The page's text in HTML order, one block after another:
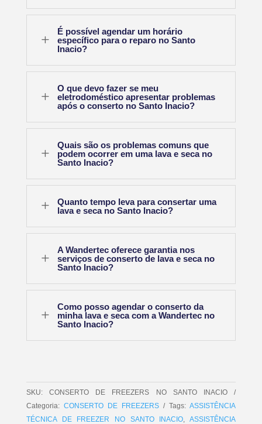
L
É possível agendar um horário
específico para o reparo no Santo
Inacio?
L
O que devo fazer se meu
eletrodoméstico apresentar problemas
após o conserto no Santo Inacio?
L
Quais são os problemas comuns que
podem ocorrer em uma lava e seca no
Santo Inacio?
L
Quanto tempo leva para consertar uma
lava e seca no Santo Inacio?
L
A Wandertec oferece garantia nos
serviços de conserto de lava e seca no
Santo Inacio?
L
Como posso agendar o conserto da
minha lava e seca com a Wandertec no
Santo Inacio?
SKU: CONSERTO DE FREEZERS NO SANTO INACIO
Categoria: CONSERTO DE FREEZERS Tags:ASSISTÊNCIA
TÉCNICA DE FREEZER NO SANTO INACIO ,ASSISTÊNCIA